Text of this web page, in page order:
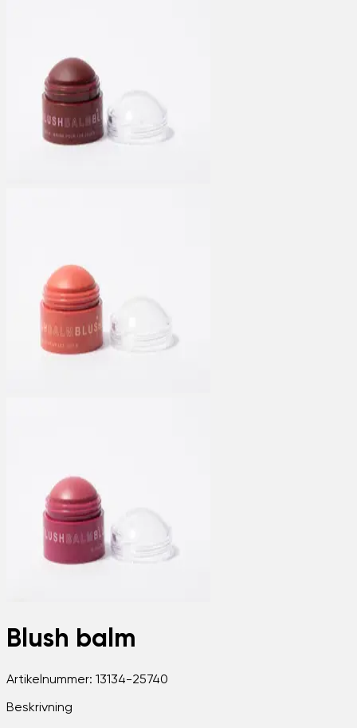
Blush balm
Artikelnummer: 13134-25740
Beskrivning